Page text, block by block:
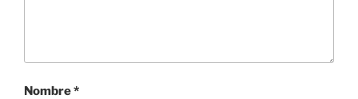
Nombre*